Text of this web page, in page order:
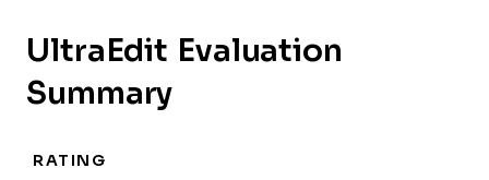
UltraEdit Evaluation
Summary
RATING